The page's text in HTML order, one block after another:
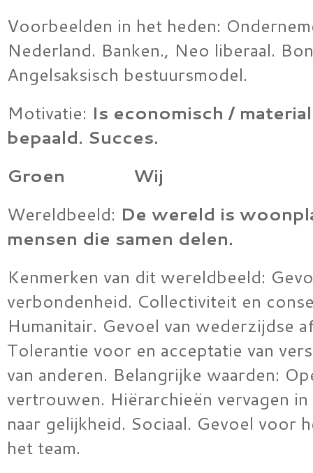
Voorbeelden in het heden:
Nederland. Banken., Neo liberaal.
Angelsaksisch bestuursmodel.
Motivatie: Is economisch /
bepaald. Succes.
Groen Wij
Wereldbeeld: De wereld is
mensen die samen delen.
Kenmerken van dit wereldbeeld:
verbondenheid. Collectiviteit en
Humanitair. Gevoel van wederzijdse
Tolerantie voor en acceptatie van
van anderen. Belangrijke waarden:
vertrouwen. Hiërarchieën vervagen
naar gelijkheid. Sociaal. Gevoel voor
het team.